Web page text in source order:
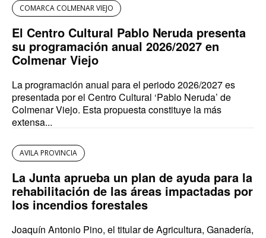
COMARCA COLMENAR VIEJO
El Centro Cultural Pablo Neruda presenta
su programación anual 2026/2027 en
Colmenar Viejo
La programación anual para el periodo 2026/2027 es
presentada por el Centro Cultural ‘Pablo Neruda’ de
Colmenar Viejo. Esta propuesta constituye la más
extensa...
AVILA PROVINCIA
La Junta aprueba un plan de ayuda para la
rehabilitación de las áreas impactadas por
los incendios forestales
Joaquín Antonio Pino, el titular de Agricultura, Ganadería,